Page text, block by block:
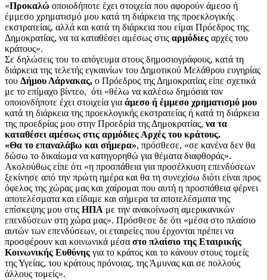
«Προκαλώ οποιοδήποτε έχει στοιχεία που αφορούν άμεσο ή
έμμεσο χρηματισμό μου κατά τη διάρκεια της προεκλογικής
εκστρατείας, αλλά και κατά τη διάρκεια που είμαι Πρόεδρος της
Δημοκρατίας, να τα καταθέσει αμέσως στις αρμόδιες αρχές του
κράτους».
Σε δηλώσεις του το απόγευμα στους δημοσιογράφους, κατά τη
διάρκεια της τελετής εγκαινίων του Δημοτικού Μελάθρου ευγηρίας
του Δήμου Λάρνακας, ο Πρόεδρος της Δημοκρατίας είπε σχετικά
με το επίμαχο βίντεο, ότι «θέλω να καλέσω δημόσια τον
οποιονδήποτε έχει στοιχεία για άμεσο ή έμμεσο χρηματισμό μου
κατά τη διάρκεια της προεκλογικής εκστρατείας ή κατά τη διάρκεια
της προεδρίας μου στην Προεδρία της Δημοκρατίας, να τα
καταθέσει αμέσως στις αρμόδιες Αρχές του κράτους.
«Θα το επαναλάβω και σήμερα», πρόσθεσε, «σε κανένα δεν θα
δώσω το δικαίωμα να κατηγορηθώ για θέματα διαφθοράς».
Ακολούθως είπε ότι «η προσπάθεια για προσέλκυση επενδύσεων
ξεκίνησε από την πρώτη ημέρα και θα τη συνεχίσω διότι είναι προς
όφελος της χώρας μας και χαίρομαι που αυτή η προσπάθεια φέρνει
αποτελέσματα και είδαμε και σήμερα τα αποτελέσματα της
επίσκεψης μου στις ΗΠΑ με την ανακοίνωση αμερικανικών
επενδύσεων στη χώρα μας». Πρόσθεσε δε ότι «μέσα στο πλαίσιο
αυτών των επενδύσεων, οι εταιρείες που έρχονται πρέπει να
προσφέρουν και κοινωνικά μέσα στο πλαίσιο της Εταιρικής
Κοινωνικής Ευθύνης για το κράτος και το κάνουν στους τομείς
της Υγείας, του κράτους πρόνοιας, της Άμυνας και σε πολλούς
άλλους τομείς».